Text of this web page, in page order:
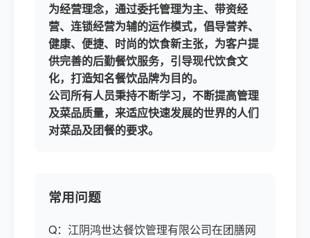
为经营理念，通过委托管理为主、带资经
营、连锁经营为辅的运作模式，倡导营养、
健康、便捷、时尚的饮食新主张，为客户提
供完善的后勤餐饮服务，引导现代饮食文
化，打造知名餐饮品牌为目的。
公司所有人员秉持不断学习，不断提高管理
及菜品质量，来适应快速发展的世界的人们
对菜品及团餐的要求。
常用问题
Q：江阴鸿世达餐饮管理有限公司在团膳网